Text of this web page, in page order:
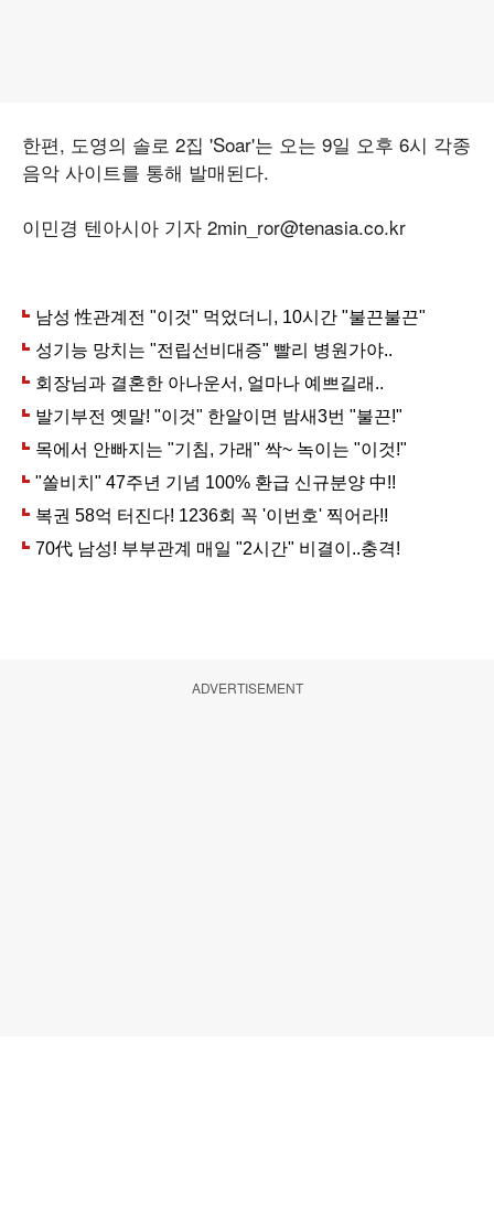
한편, 도영의 솔로 2집 'Soar'는 오는 9일 오후 6시 각종
음악 사이트를 통해 발매된다.
이민경 텐아시아 기자 2min_ror@tenasia.co.kr
ADVERTISEMENT